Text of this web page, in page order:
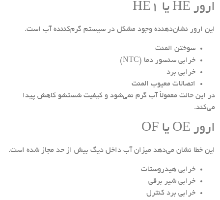
ارور HE یا HE1
این ارور نشان‌دهنده وجود مشکل در سیستم گرم‌کننده آب است.
سوختن المنت
خرابی سنسور دما (NTC)
خرابی برد
اتصالات معیوب المنت
در این حالت معمولاً آب گرم نمی‌شود و کیفیت شستشو کاهش پیدا
می‌کند.
ارور OE یا OF
این خطا نشان می‌دهد میزان آب داخل دیگ بیش از حد مجاز شده است.
خرابی هیدروستات
خرابی شیر برقی
خرابی برد کنترل